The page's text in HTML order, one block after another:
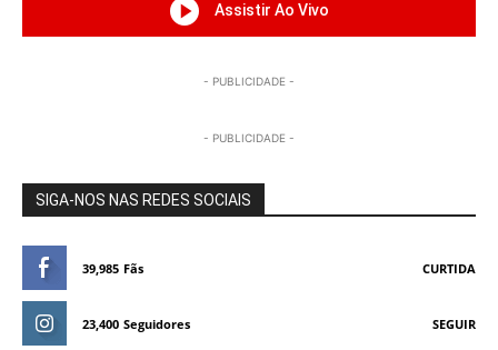
Assistir Ao Vivo
- PUBLICIDADE -
- PUBLICIDADE -
SIGA-NOS NAS REDES SOCIAIS
39,985 Fãs CURTIDA
23,400 Seguidores SEGUIR